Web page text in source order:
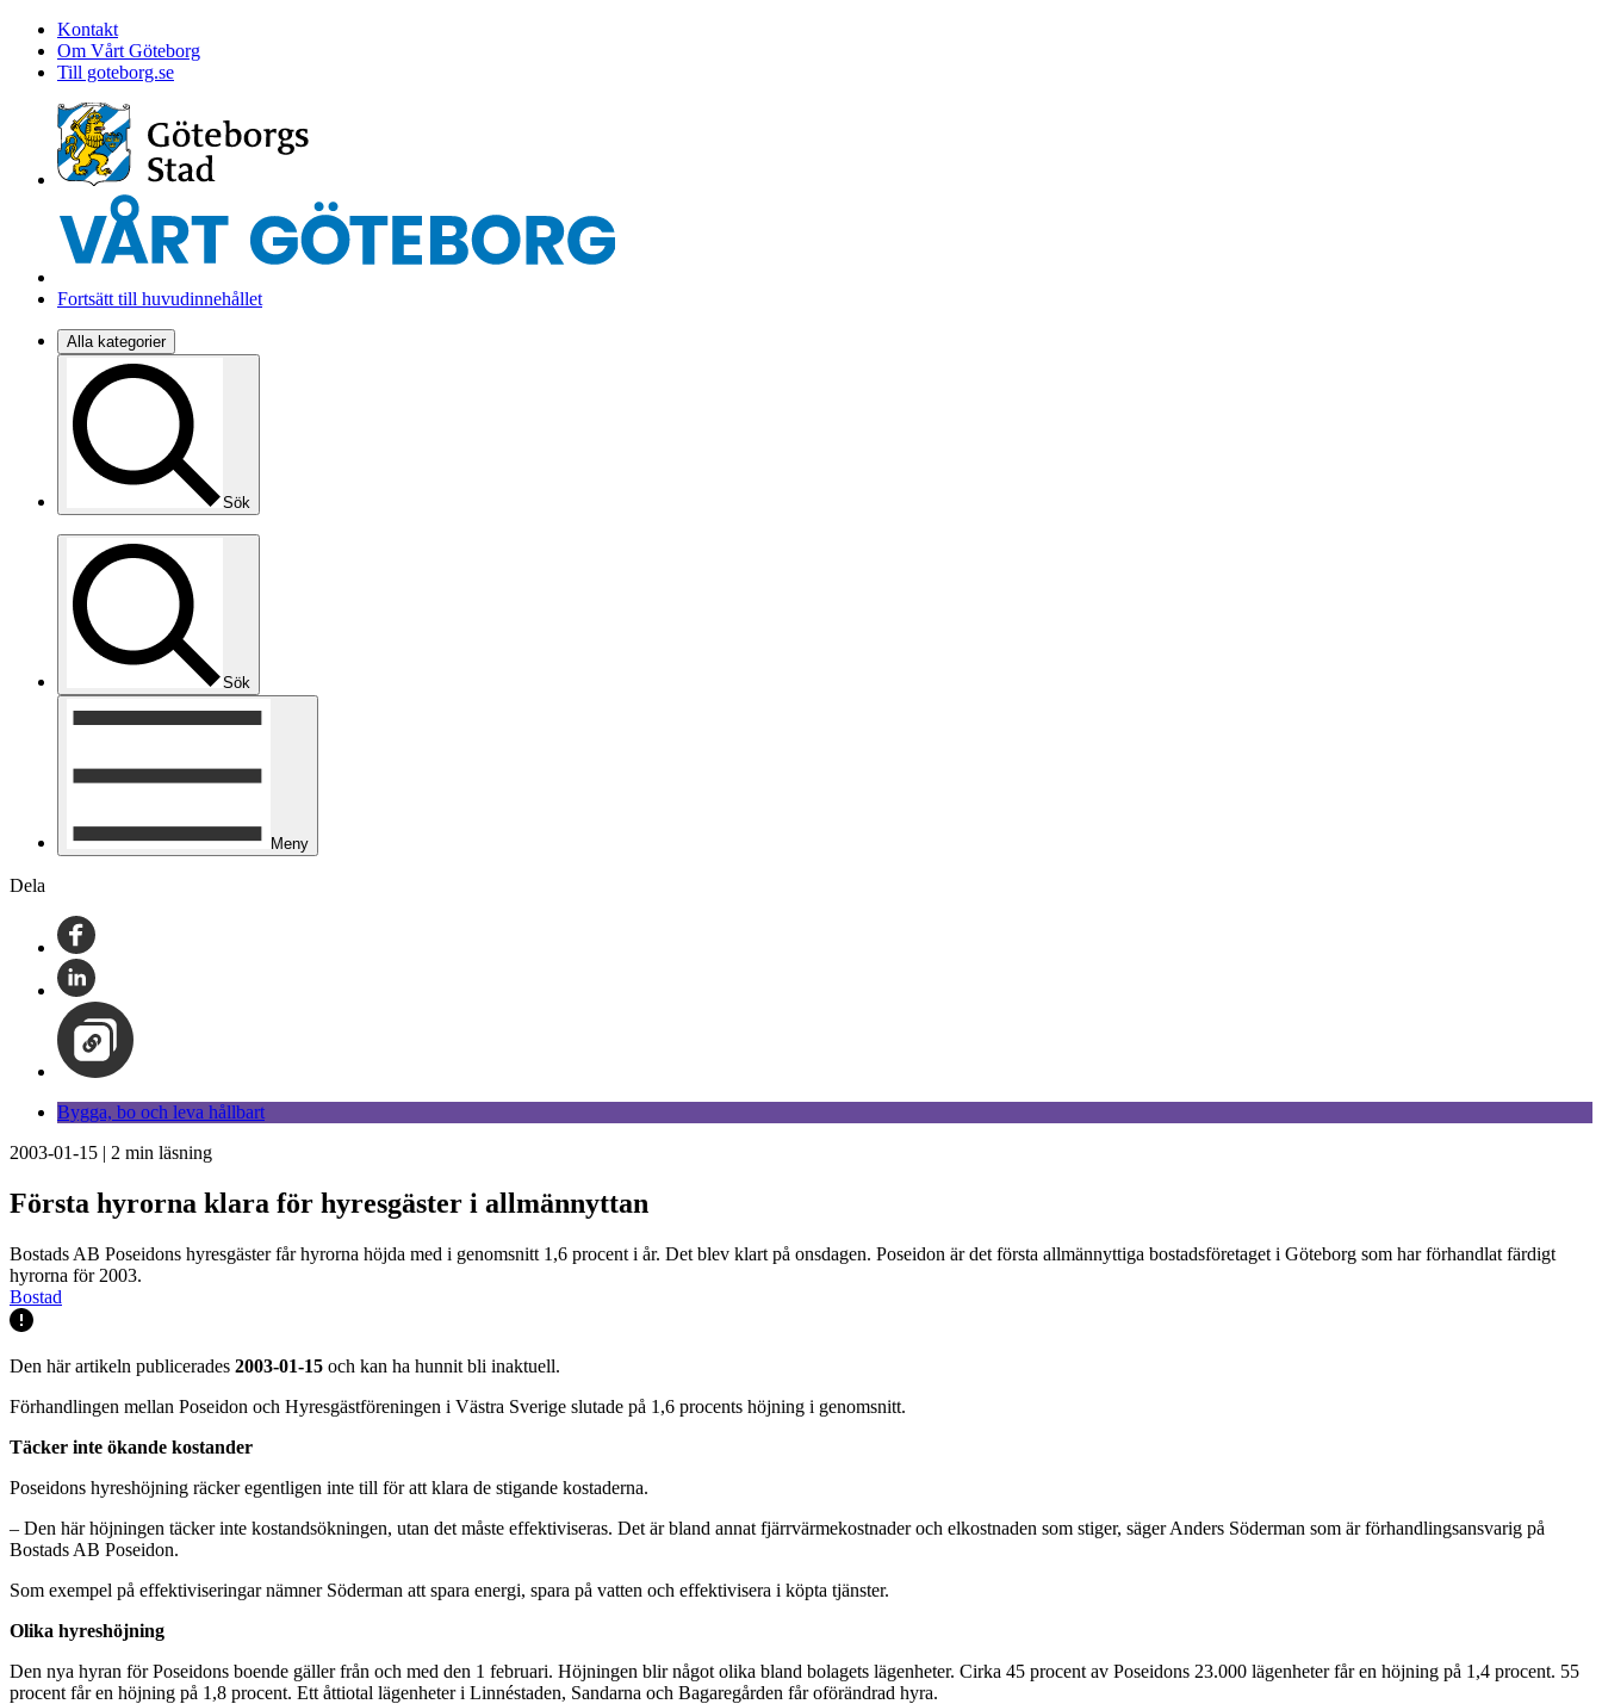
Kontakt
Om Vårt Göteborg
Till goteborg.se
Fortsätt till huvudinnehållet
Alla kategorier
Sök
Sök
Meny
Dela
Bygga, bo och leva hållbart
2003-01-15 | 2 min läsning
Första hyrorna klara för hyresgäster i allmännyttan
Bostads AB Poseidons hyresgäster får hyrorna höjda med i genomsnitt 1,6 procent i år. Det blev klart på onsdagen. Poseidon är det första allmännyttiga bostadsföretaget i Göteborg som har förhandlat färdigt
hyrorna för 2003.
Bostad
Den här artikeln publicerades 2003-01-15 och kan ha hunnit bli inaktuell.
Förhandlingen mellan Poseidon och Hyresgästföreningen i Västra Sverige slutade på 1,6 procents höjning i genomsnitt.
Täcker inte ökande kostander
Poseidons hyreshöjning räcker egentligen inte till för att klara de stigande kostaderna.
– Den här höjningen täcker inte kostandsökningen, utan det måste effektiviseras. Det är bland annat fjärrvärmekostnader och elkostnaden som stiger, säger Anders Söderman som är förhandlingsansvarig på
Bostads AB Poseidon.
Som exempel på effektiviseringar nämner Söderman att spara energi, spara på vatten och effektivisera i köpta tjänster.
Olika hyreshöjning
Den nya hyran för Poseidons boende gäller från och med den 1 februari. Höjningen blir något olika bland bolagets lägenheter. Cirka 45 procent av Poseidons 23.000 lägenheter får en höjning på 1,4 procent. 55
procent får en höjning på 1,8 procent. Ett åttiotal lägenheter i Linnéstaden, Sandarna och Bagaregården får oförändrad hyra.